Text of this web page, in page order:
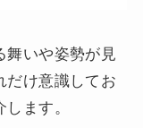
舞いや姿勢が見
だけ意識してお
ます。